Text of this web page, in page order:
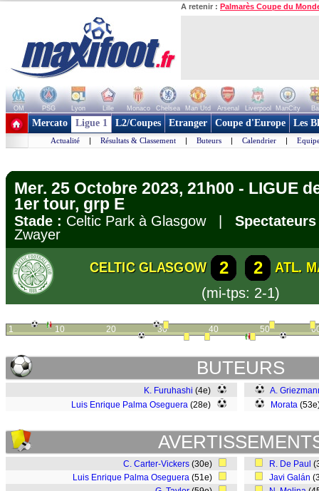
A retenir : Palmarès Coupe du
OM PSG Lyon Lille Monaco Chelsea Man Utd Arsenal Liverpool ManCity
+ de clubs
Mercato Ligue 1 L2/Coupes Etranger Coupe d'Europe Les
Actualité | Résultats & Classement | Buteurs | Calendrier |
Mer. 25 Octobre 2023, 21h00 - LIGUE
1er tour, grp E
Stade : Celtic Park à Glasgow |
Zwayer
CELTIC GLASGOW 2 2
ATL.
(mi-tps: 2-1)
1 10 20 30 40 50
BUTEURS
K. Furuhashi (4e)
Luis Enrique Palma Oseguera (28e)
A.
Morata
C. Carter-Vickers (30e)
Luis Enrique Palma Oseguera (51e)
R. De Paul
Javi Galán